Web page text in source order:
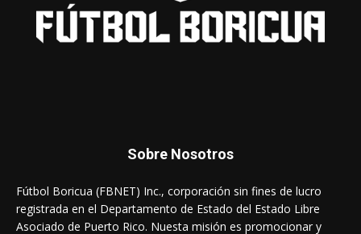
Sobre Nosotros
Fútbol Boricua (FBNET) Inc., corporación sin fines de lucro
registrada en el Departamento de Estado del Estado Libre
Asociado de Puerto Rico. Nuesta misión es promocionar y